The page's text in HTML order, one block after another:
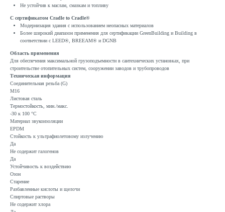
Не устойчив к маслам, смазкам и топливу
С сертификатом Cradle to Cradle®
Модернизация здания с использованием неопасных материалов
Более широкий диапазон применения для сертификации GreenBuilding и Building в
соответствии с LEED®, BREEAM® и DGNB
Область применения
Для обеспечения максимальной грузоподъемности в сантехнических установках, при
строительстве отопительных систем, сооружении заводов и трубопроводов
Техническая информация
Соединительная резьба (G)
M16
Листовая сталь
Термостойкость, мин./макс.
-30 к 100 °C
Материал звукоизоляции
EPDM
Стойкость к ультрафиолетовому излучению
Да
Не содержит галогенов
Да
Устойчивость к воздействию
Озон
Старение
Разбавленные кислоты и щелочи
Спиртовые растворы
Не содержит хлора